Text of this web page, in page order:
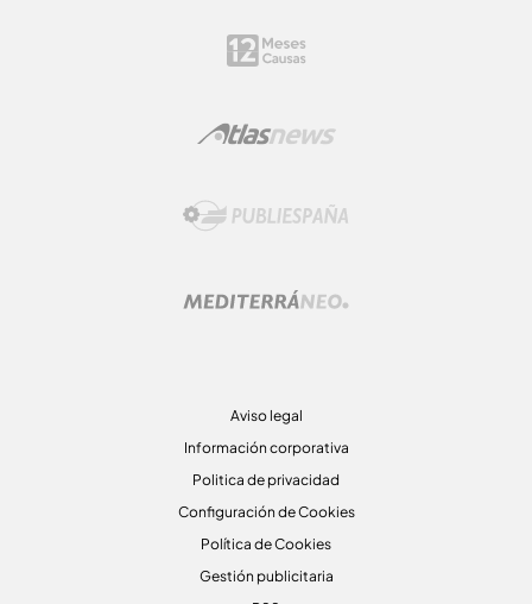
Aviso legal
Información corporativa
Politica de privacidad
Configuración de Cookies
Política de Cookies
Gestión publicitaria